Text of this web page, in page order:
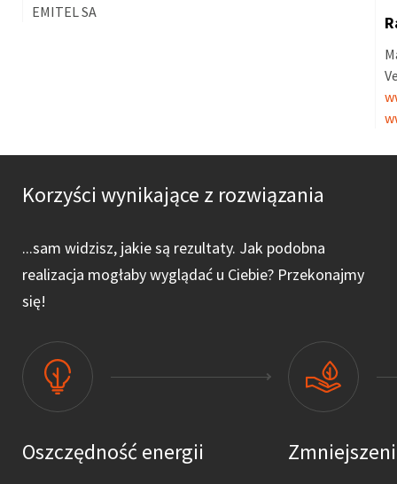
EMITEL SA
Korzyści wynikające z rozwiązania
...sam widzisz, jakie są rezultaty. Jak podobna
realizacja mogłaby wyglądać u Ciebie? Przekonajmy
się!
Oszczędność energii